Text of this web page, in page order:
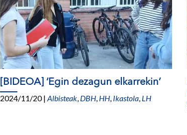
[BIDEOA] ‘Egin dezagun elkarrekin’
2024/11/20|Albisteak, DBH, HH, Ikastola, LH